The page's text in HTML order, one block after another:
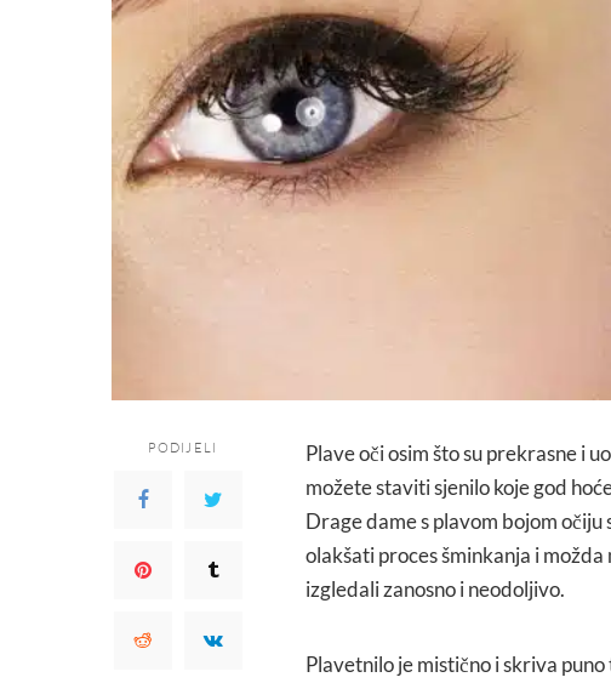
PODIJELI
Plave oči osim što su prekrasne i
možete staviti sjenilo koje god
Drage dame s plavom bojom očiju
olakšati proces šminkanja i
izgledali zanosno i neodoljivo.
Plavetnilo je mistično i skriva